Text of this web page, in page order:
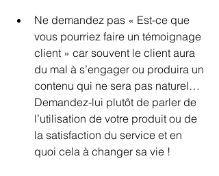
Ne demandez pas « Est-ce que
vous pourriez faire un témoignage
client » car souvent le client aura
du mal à s’engager ou produira un
contenu qui ne sera pas naturel…
Demandez-lui plutôt de parler de
l’utilisation de votre produit ou de
la satisfaction du service et en
quoi cela à changer sa vie !